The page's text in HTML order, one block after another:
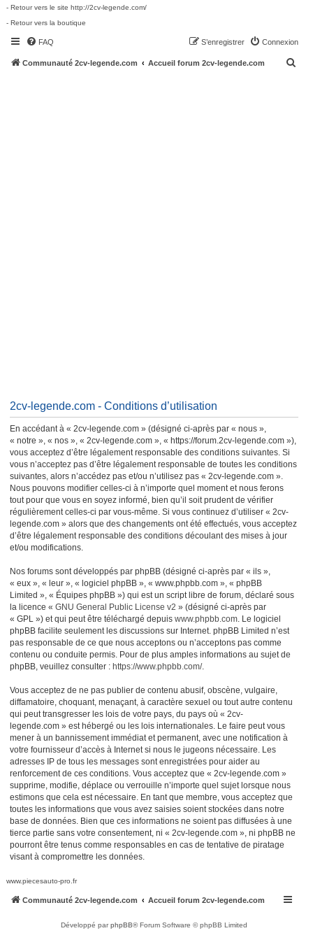
- Retour vers le site http://2cv-legende.com/
- Retour vers la boutique
FAQ Connexion
S’enregistrer
Communauté 2cv-legende.com Accueil forum 2cv-legende.com
2cv-legende.com - Conditions d’utilisation
En accédant à « 2cv-legende.com » (désigné ci-après par « nous »,
« notre », « nos », « 2cv-legende.com », « https://forum.2cv-legende.com »),
vous acceptez d’être légalement responsable des conditions suivantes. Si
vous n’acceptez pas d’être légalement responsable de toutes les conditions
suivantes, alors n’accédez pas et/ou n’utilisez pas « 2cv-legende.com ».
Nous pouvons modifier celles-ci à n’importe quel moment et nous ferons
tout pour que vous en soyez informé, bien qu’il soit prudent de vérifier
régulièrement celles-ci par vous-même. Si vous continuez d’utiliser « 2cv-
legende.com » alors que des changements ont été effectués, vous acceptez
d’être légalement responsable des conditions découlant des mises à jour
et/ou modifications.
Nos forums sont développés par phpBB (désigné ci-après par « ils »,
« eux », « leur », « logiciel phpBB », « www.phpbb.com », « phpBB
Limited », « Équipes phpBB ») qui est un script libre de forum, déclaré sous
la licence « GNU General Public License v2 » (désigné ci-après par
« GPL ») et qui peut être téléchargé depuis www.phpbb.com. Le logiciel
phpBB facilite seulement les discussions sur Internet. phpBB Limited n’est
pas responsable de ce que nous acceptons ou n’acceptons pas comme
contenu ou conduite permis. Pour de plus amples informations au sujet de
phpBB, veuillez consulter : https://www.phpbb.com/.
Vous acceptez de ne pas publier de contenu abusif, obscène, vulgaire,
diffamatoire, choquant, menaçant, à caractère sexuel ou tout autre contenu
qui peut transgresser les lois de votre pays, du pays où « 2cv-
legende.com » est hébergé ou les lois internationales. Le faire peut vous
mener à un bannissement immédiat et permanent, avec une notification à
votre fournisseur d’accès à Internet si nous le jugeons nécessaire. Les
adresses IP de tous les messages sont enregistrées pour aider au
renforcement de ces conditions. Vous acceptez que « 2cv-legende.com »
supprime, modifie, déplace ou verrouille n’importe quel sujet lorsque nous
estimons que cela est nécessaire. En tant que membre, vous acceptez que
toutes les informations que vous avez saisies soient stockées dans notre
base de données. Bien que ces informations ne soient pas diffusées à une
tierce partie sans votre consentement, ni « 2cv-legende.com », ni phpBB ne
pourront être tenus comme responsables en cas de tentative de piratage
visant à compromettre les données.
www.piecesauto-pro.fr
Communauté 2cv-legende.com Accueil forum 2cv-legende.com
Développé parphpBB® Forum Software © phpBB Limited